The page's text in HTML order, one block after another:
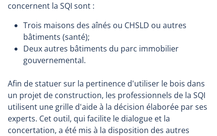
concernent la SQI sont :
Trois maisons des aînés ou CHSLD ou autres
bâtiments (santé);
Deux autres bâtiments du parc immobilier
gouvernemental.
Afin de statuer sur la pertinence d'utiliser le bois dans
un projet de construction, les professionnels de la SQI
utilisent une grille d'aide à la décision élaborée par ses
experts. Cet outil, qui facilite le dialogue et la
concertation, a été mis à la disposition des autres